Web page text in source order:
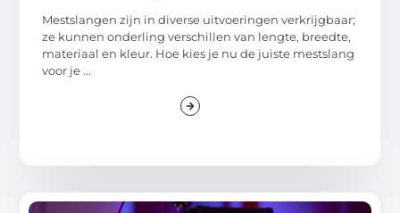
Mestslangen zijn in diverse uitvoeringen verkrijgbaar;
ze kunnen onderling verschillen van lengte, breedte,
materiaal en kleur. Hoe kies je nu de juiste mestslang
voor je ...